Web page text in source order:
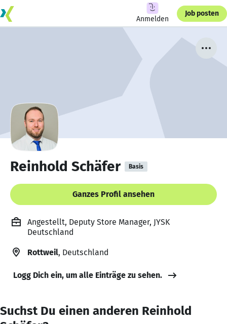
Anmelden
Job posten
Reinhold Schäfer Basis
Ganzes Profil ansehen
Angestellt, Deputy Store Manager, JYSK
Deutschland
Rottweil, Deutschland
Logg Dich ein, um alle Einträge zu sehen.
Suchst Du einen anderen Reinhold